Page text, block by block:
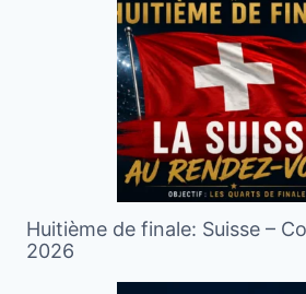
Huitième de finale: Suisse –
2026